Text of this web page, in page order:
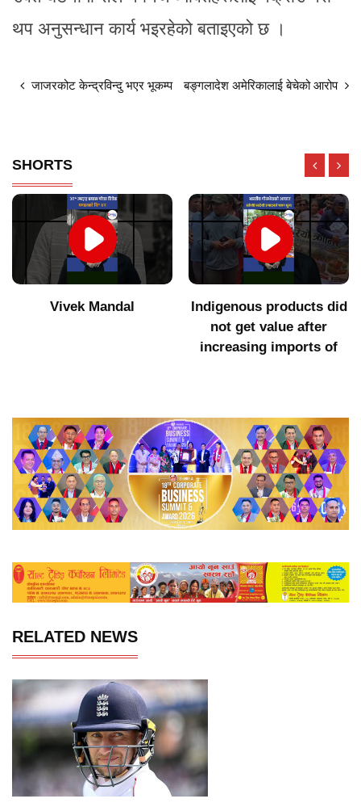
थप अनुसन्धान कार्य भइरहेको बताइएको छ ।
जाजरकोट केन्द्रविन्दु भएर भूकम्प बङ्गलादेश अमेरिकालाई बेचेको आरोप
SHORTS
Vivek Mandal
Indigenous products did
not get value after
increasing imports of
RELATED NEWS